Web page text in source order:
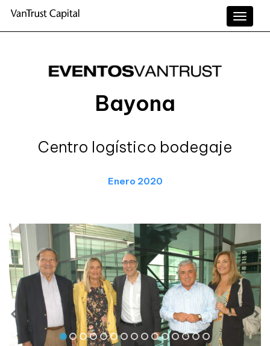
Toggle
Bayona
Centro logístico bodegaje
Enero 2020